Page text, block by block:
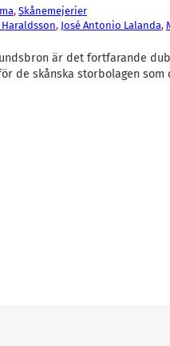
, Skånemejerier
, José Antonio Lalanda,
är det fortfarande
de skånska storbolagen som